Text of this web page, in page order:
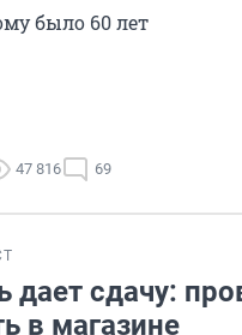
было 60 лет
47 816 69
дает сдачу:
в магазине